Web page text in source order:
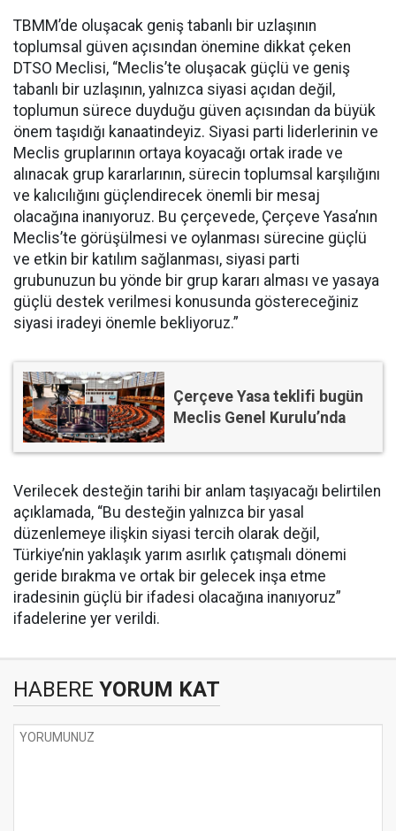
TBMM’de oluşacak geniş tabanlı bir uzlaşının
toplumsal güven açısından önemine dikkat çeken
DTSO Meclisi, “Meclis’te oluşacak güçlü ve geniş
tabanlı bir uzlaşının, yalnızca siyasi açıdan değil,
toplumun sürece duyduğu güven açısından da büyük
önem taşıdığı kanaatindeyiz. Siyasi parti liderlerinin ve
Meclis gruplarının ortaya koyacağı ortak irade ve
alınacak grup kararlarının, sürecin toplumsal karşılığını
ve kalıcılığını güçlendirecek önemli bir mesaj
olacağına inanıyoruz. Bu çerçevede, Çerçeve Yasa’nın
Meclis’te görüşülmesi ve oylanması sürecine güçlü
ve etkin bir katılım sağlanması, siyasi parti
grubunuzun bu yönde bir grup kararı alması ve yasaya
güçlü destek verilmesi konusunda göstereceğiniz
siyasi iradeyi önemle bekliyoruz.”
Çerçeve Yasa teklifi bugün
Meclis Genel Kurulu’nda
Verilecek desteğin tarihi bir anlam taşıyacağı belirtilen
açıklamada, “Bu desteğin yalnızca bir yasal
düzenlemeye ilişkin siyasi tercih olarak değil,
Türkiye’nin yaklaşık yarım asırlık çatışmalı dönemi
geride bırakma ve ortak bir gelecek inşa etme
iradesinin güçlü bir ifadesi olacağına inanıyoruz”
ifadelerine yer verildi.
HABERE YORUM KAT